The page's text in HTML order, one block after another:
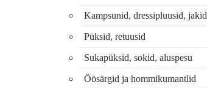
Kampsunid, dressipluusid, jakid
Püksid, retuusid
Sukapüksid, sokid, aluspesu
Öösärgid ja hommikumantlid